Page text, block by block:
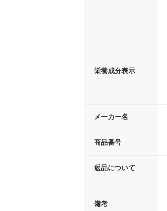
栄養成分表示
メーカー名
商品番号
返品について
備考